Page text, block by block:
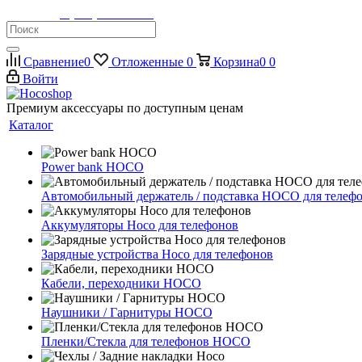
Сравнение0 Отложенные 0 Корзина0 0
Войти
Премиум аксессуары по доступным ценам
Каталог
Power bank HOCO
Автомобильный держатель / подставка HOCO для
Аккумуляторы Hoco для телефонов
Зарядные устройства Hoco для телефонов
Кабели, переходники HOCO
Наушники / Гарнитуры HOCO
Пленки/Стекла для телефонов HOCO